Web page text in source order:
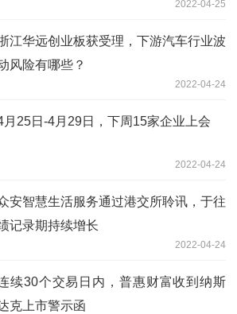
2022-04-25
江华远创业板获受理，下游汽车行业波
风险有哪些？
2022-04-24
月25日-4月29日，下周15家企业上会
2022-04-24
安智慧生活服务通过港交所聆讯，于往
记录期持续增长
2022-04-24
续30个交易日内，普惠财富收到纳斯
克上市警示函